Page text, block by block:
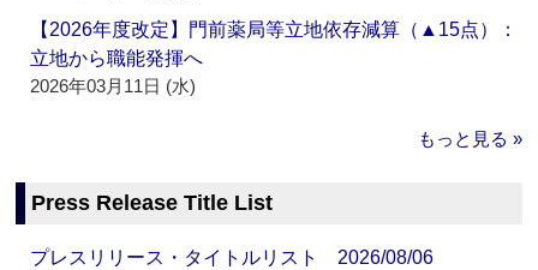
【2026年度改定】門前薬局等立地依存減算（▲15点）：
立地から職能発揮へ
2026年03月11日 (水)
もっと見る »
Press Release Title List
プレスリリース・タイトルリスト 2026/08/06